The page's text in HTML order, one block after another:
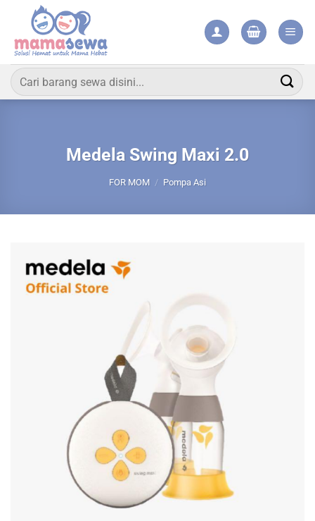
content
Pencarian
untuk:
Medela Swing Maxi 2.0
FOR MOM / Pompa Asi